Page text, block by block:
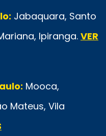
Jabaquara, Santo
Ipiranga. VER
Mooca,
Mateus, Vila